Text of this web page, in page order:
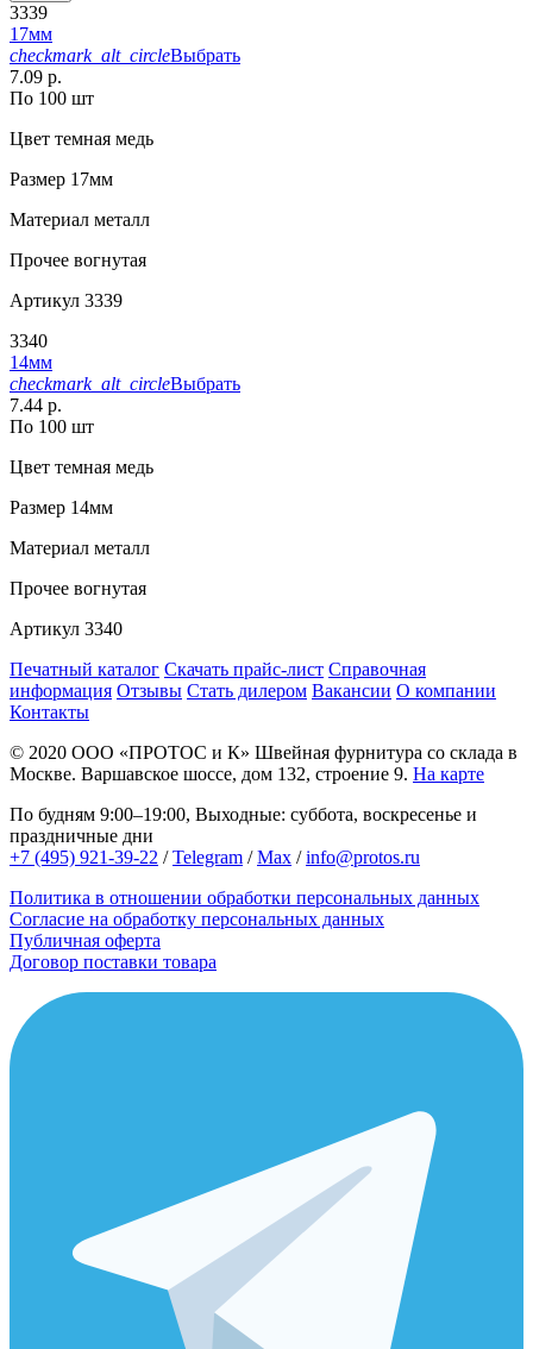
3339
17мм
checkmark_alt_circleВыбрать
7.09 р.
По 100 шт
Цвет темная медь
Размер 17мм
Материал металл
Прочее вогнутая
Артикул 3339
3340
14мм
checkmark_alt_circleВыбрать
7.44 р.
По 100 шт
Цвет темная медь
Размер 14мм
Материал металл
Прочее вогнутая
Артикул 3340
Печатный каталог Скачать прайс-лист Справочная
информация Отзывы Стать дилером Вакансии О компании
Контакты
© 2020 ООО «ПРОТОС и К» Швейная фурнитура со склада в
Москве. Варшавское шоссе, дом 132, строение 9. На карте
По будням 9:00–19:00, Выходные: суббота, воскресенье и
праздничные дни
+7 (495) 921-39-22 /Telegram /Max /info@protos.ru
Политика в отношении обработки персональных данных
Согласие на обработку персональных данных
Публичная оферта
Договор поставки товара